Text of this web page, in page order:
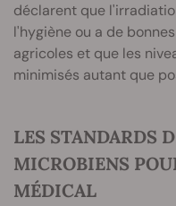
déclarent que
l'hygiène ou a de
agricoles et que les
minimisés autant que
LES STANDARDS
MICROBIENS
MÉDICAL